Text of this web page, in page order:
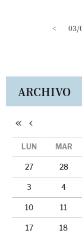
< 03/
ARCHIVO
« ‹
LUN MAR
27 28
3 4
10 11
17 18